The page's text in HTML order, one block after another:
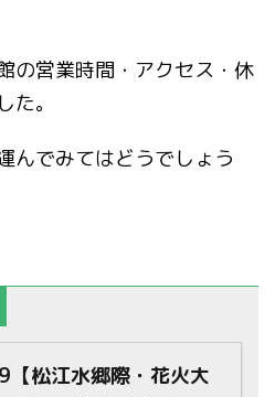
の営業時間・アクセス・休
。
んでみてはどうでしょう
松江水郷際・花火大